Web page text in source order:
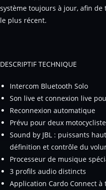
système toujours à jour, afin
le plus récent.
DESCRIPTIF TECHNIQUE
Intercom Bluetooth Solo
Son live et connexion live
Reconnexion automatique
Prévu pour deux
Sound by JBL : puissants
définition et contrôle du
Processeur de musique
3 profils audio distincts
Application Cardo Connect